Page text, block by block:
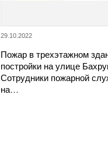
29.10.2022
Пожар в трехэтажном
постройки на улице
Сотрудники пожарной
на…